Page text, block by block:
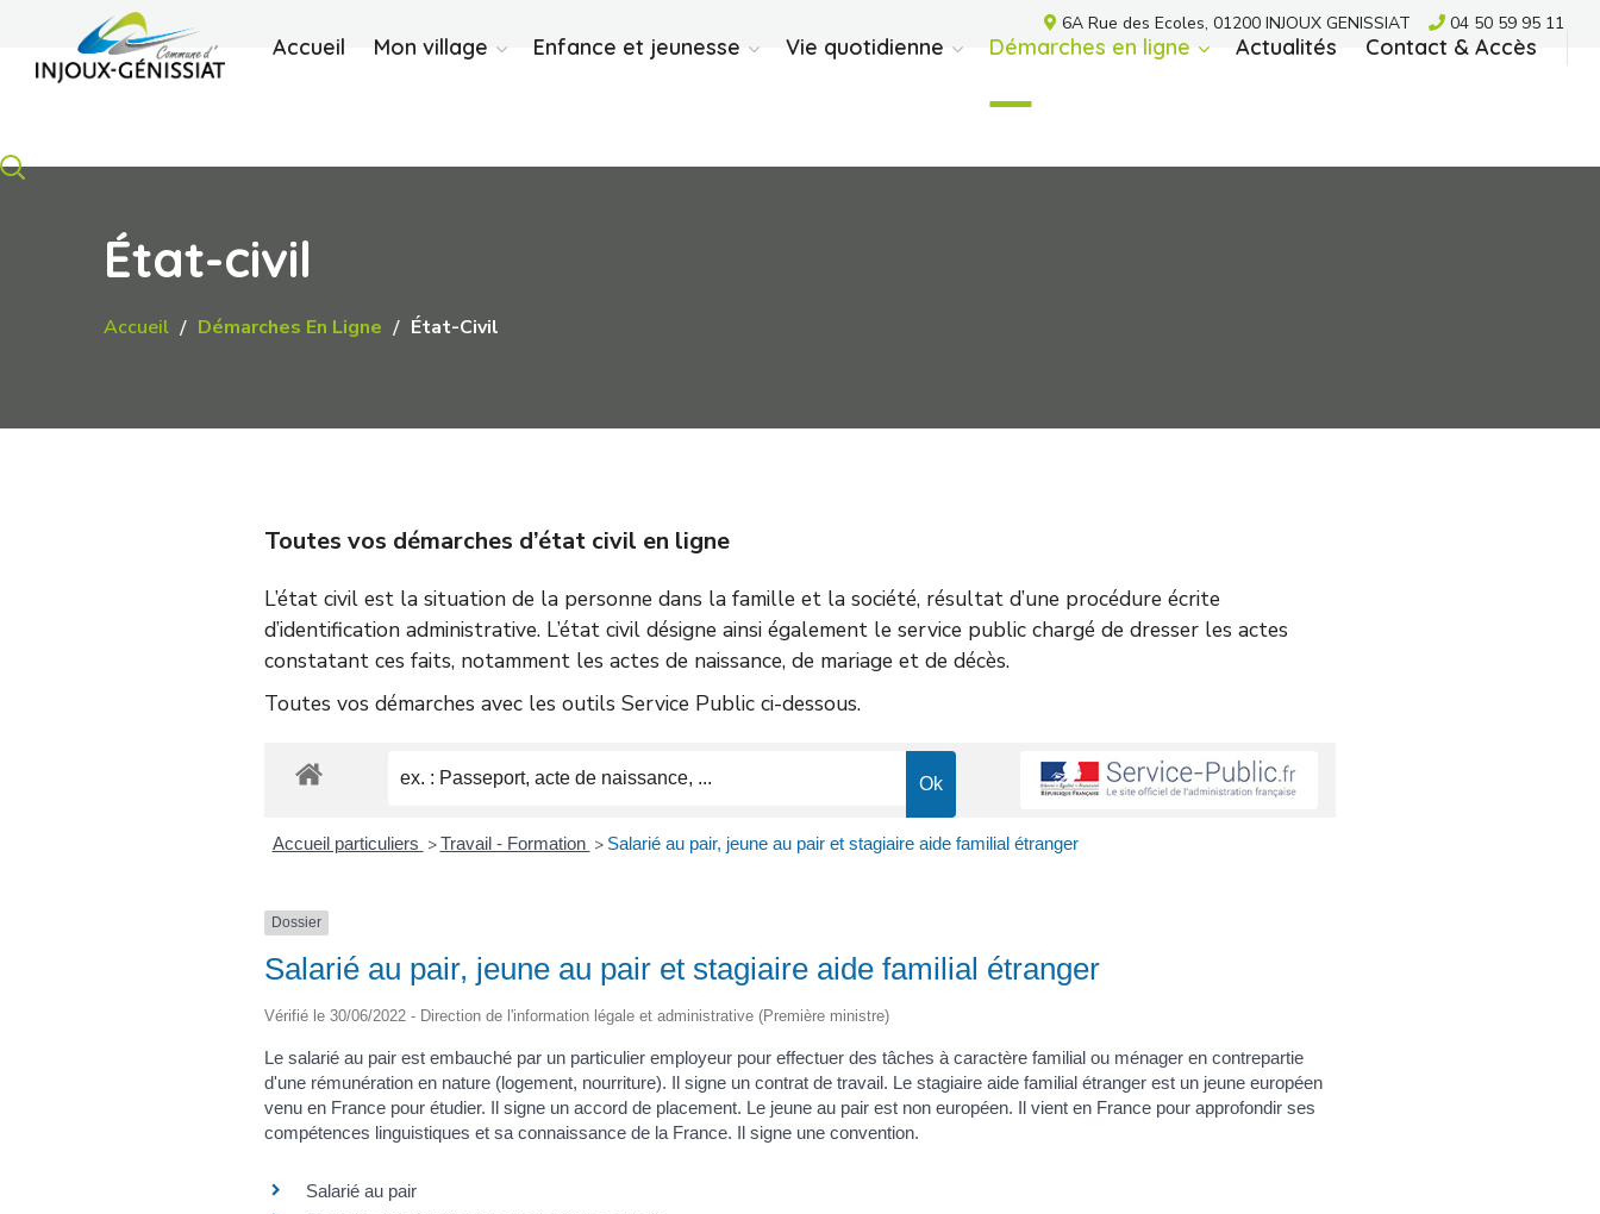
6A Rue des Ecoles, 01200 INJOUX GENISSIAT 04 50 59 95 11
Accueil Mon village Enfance et jeunesse Vie quotidienne Démarches en ligne Actualités Contact & Accès
État-civil
Accueil Démarches En Ligne État-Civil
Toutes vos démarches d’état civil en ligne
L’état civil est la situation de la personne dans la famille et la société, résultat d’une procédure écrite
d’identification administrative. L’état civil désigne ainsi également le service public chargé de dresser les actes
constatant ces faits, notamment les actes de naissance, de mariage et de décès.
Toutes vos démarches avec les outils Service Public ci-dessous.
Accueil particuliers > Travail - Formation > Salarié au pair, jeune au pair et stagiaire aide familial étranger
Dossier
Salarié au pair, jeune au pair et stagiaire aide familial étranger
Vérifié le 30/06/2022 - Direction de l'information légale et administrative (Première ministre)
Le salarié au pair est embauché par un particulier employeur pour effectuer des tâches à caractère familial ou ménager en contrepartie
d'une rémunération en nature (logement, nourriture). Il signe un contrat de travail. Le stagiaire aide familial étranger est un jeune européen
venu en France pour étudier. Il signe un accord de placement. Le jeune au pair est non européen. Il vient en France pour approfondir ses
compétences linguistiques et sa connaissance de la France. Il signe une convention.
Salarié au pair